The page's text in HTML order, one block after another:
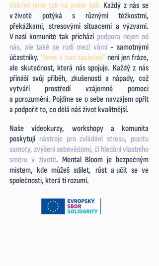
Všichni jsme tak na jedné lodi. Každý z nás se
v.životě potýká s různými těžkostmi,
překážkami, stresovými situacemi a výzvami.
V.naší komunitě tak přichází podpora nejen od
nás, ale také se rodí mezi vámi- samotnými
účastníky. "Jsme v tom společně" není jen fráze,
ale skutečnost, která nás spojuje. Každý z nás
přináší svůj příběh, zkušenosti a nápady, což
vytváří prostředí vzájemné pomoci
a porozumění. Pojďme se o sebe navzájem opřít
a podpořit to, co dělá náš život kvalitnější.
Naše videokurzy, workshopy a komunita
poskytují nástroje pro zvládání stresu, pocitu
samoty, zvýšení sebevědomí, či hledání vlastního
směru v životě. Mental Bloom je bezpečným
místem, kde můžeš sdílet, růst a učit se ve
společnosti, která ti rozumí.